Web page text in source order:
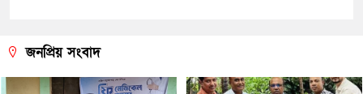
জনপ্রিয় সংবাদ